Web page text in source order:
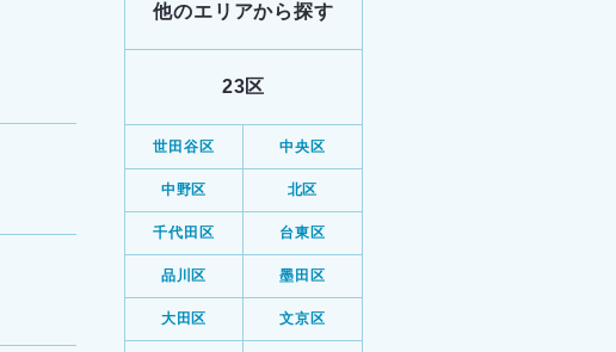
他のエリアから探す
23区
世田谷区 中央区
中野区 北区
千代田区 台東区
品川区 墨田区
大田区 文京区